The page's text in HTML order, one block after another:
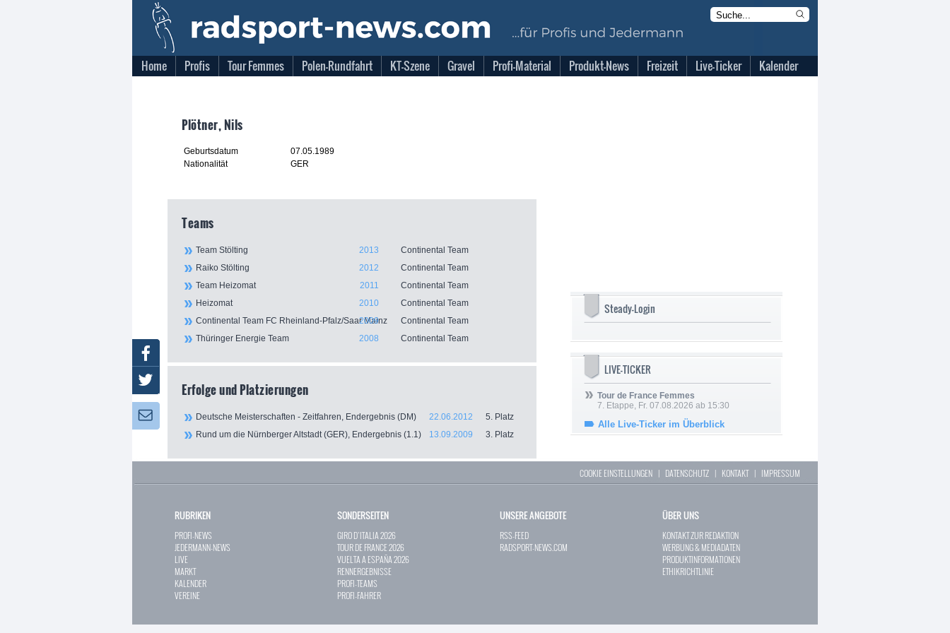
Home Profis Tour Femmes Polen-Rundfahrt KT-Szene Gravel Profi-Material Produkt-News Freizeit Live-Ticker Kalender
Plötner, Nils
Geburtsdatum
07.05.1989
Nationalität
GER
Teams
Team Stölting 2013
Continental Team
Raiko Stölting
2012
Continental Team
Team Heizomat
2011
Continental Team
Heizomat
2010
Continental Team
Continental Team FC Rheinland-Pfalz/Saar Mainz
2009
Continental Team
Thüringer Energie Team
2008 Continental Team
Erfolge und Platzierungen
Deutsche Meisterschaften - Zeitfahren, Endergebnis (DM) 5. Platz
22.06.2012
Rund um die Nürnberger Altstadt (GER), Endergebnis (1.1)
3. Platz
13.09.2009
Steady-Login
LIVE-TICKER
Tour de France Femmes
7. Etappe, Fr. 07.08.2026 ab 15:30
Alle Live-Ticker im Überblick
Newsletter:
COOKIE EINSTELLUNGEN | DATENSCHUTZ | KONTAKT| IMPRESSUM
RUBRIKEN
PROFI-NEWS
JEDERMANN-NEWS
LIVE
MARKT
KALENDER
VEREINE
SONDERSEITEN
GIRO D`ITALIA 2026
TOUR DE FRANCE 2026
VUELTA A ESPAÑA 2026
RENNERGEBNISSE
PROFI-TEAMS
PROFI-FAHRER
UNSERE ANGEBOTE
RSS-FEED
RADSPORT-NEWS.COM
ÜBER UNS
KONTAKT ZUR REDAKTION
WERBUNG & MEDIADATEN
PRODUKTINFORMATIONEN
ETHIKRICHTLINIE